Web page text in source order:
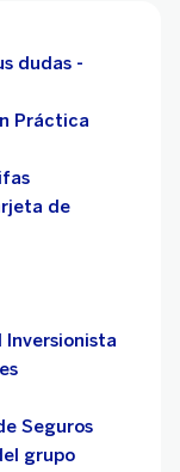
dudas -
Práctica
de
Inversionista
Seguros
grupo